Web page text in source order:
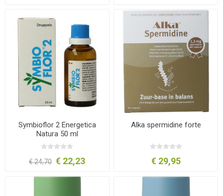
Symbioflor 2 Energetica
Natura 50 ml
€ 24,70 € 22,23
Alka spermidine forte
€ 29,95